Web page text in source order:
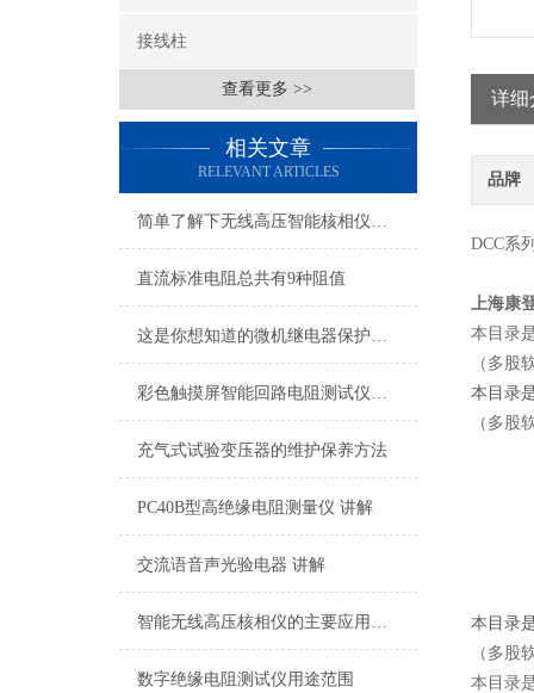
接线柱
查看更多 >>
相关文章
RELEVANT ARTICLES
简单了解下无线高压智能核相仪的特点
直流标准电阻总共有9种阻值
这是你想知道的微机继电器保护测试仪的特点吗？
彩色触摸屏智能回路电阻测试仪特性
充气式试验变压器的维护保养方法
PC40B型高绝缘电阻测量仪 讲解
交流语音声光验电器 讲解
智能无线高压核相仪的主要应用领域有哪些？
数字绝缘电阻测试仪用途范围
详细
品牌
DCC系
上海康
本目录
（多股
本目录
（多股
本目录
（多股
本目录